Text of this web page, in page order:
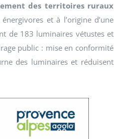
des territoires ruraux
et à l’origine d’une
de 183 luminaires vétustes et
public : mise en conformité
des luminaires et réduisent